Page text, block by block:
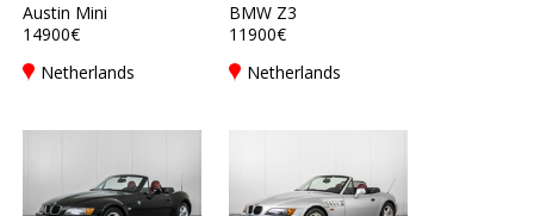
Austin Mini
14900€
Netherlands
BMW Z3
11900€
Netherlands